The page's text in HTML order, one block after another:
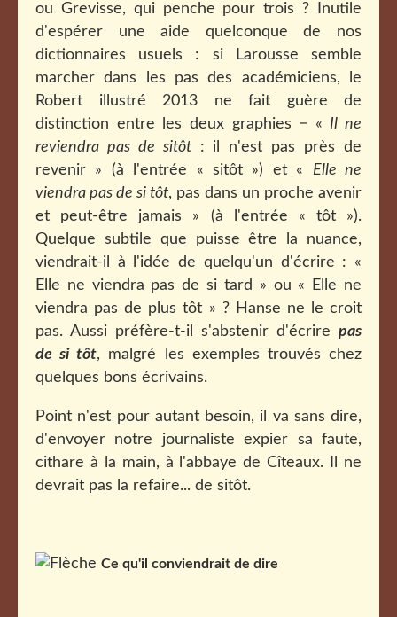
ou Grevisse, qui penche pour trois ? Inutile
d'espérer une aide quelconque de nos
dictionnaires usuels : si Larousse semble
marcher dans les pas des académiciens, le
Robert illustré 2013 ne fait guère de
distinction entre les deux graphies − « Il ne
reviendra pas de sitôt: il n'est pas près de
revenir » (à l'entrée « sitôt ») et « Elle ne
viendra pas de si tôt, pas dans un proche avenir
et peut-être jamais » (à l'entrée « tôt »).
Quelque subtile que puisse être la nuance,
viendrait-il à l'idée de quelqu'un d'écrire : «
Elle ne viendra pas de si tard » ou « Elle ne
viendra pas de plus tôt » ? Hanse ne le croit
pas. Aussi préfère-t-il s'abstenir d'écrire pas
de si tôt, malgré les exemples trouvés chez
quelques bons écrivains.
Point n'est pour autant besoin, il va sans dire,
d'envoyer notre journaliste expier sa faute,
cithare à la main, à l'abbaye de Cîteaux. Il ne
devrait pas la refaire... de sitôt.
Ce qu'il conviendrait de dire